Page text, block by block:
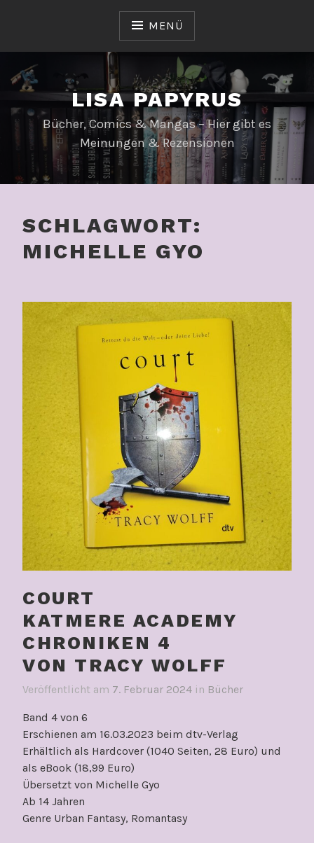
MENÜ
LISA PAPYRUS
Bücher, Comics & Mangas – Hier gibt es
Meinungen & Rezensionen
SCHLAGWORT:
MICHELLE GYO
COURT
KATMERE ACADEMY
CHRONIKEN 4
VON TRACY WOLFF
Veröffentlicht am 7. Februar 2024 in Bücher
Band 4 von 6
Erschienen am 16.03.2023 beim dtv-Verlag
Erhältlich als Hardcover (1040 Seiten, 28 Euro) und
als eBook (18,99 Euro)
Übersetzt von Michelle Gyo
Ab 14 Jahren
Genre Urban Fantasy, Romantasy